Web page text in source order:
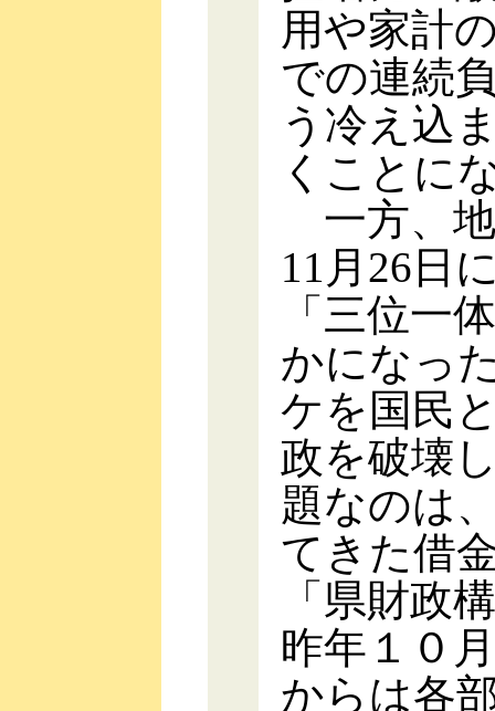
用や家計
での連続
う冷え込
くことに
一方、
11月26日
「三位一
かになっ
ケを国民
政を破壊
題なのは
てきた借
「県財政
昨年１０
からは各